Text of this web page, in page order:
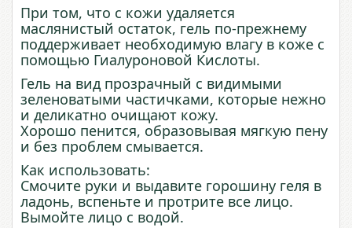
При том, что с кожи удаляется
маслянистый остаток, гель по-прежнему
поддерживает необходимую влагу в коже с
помощью Гиалуроновой Кислоты.
Гель на вид прозрачный с видимыми
зеленоватыми частичками, которые нежно
и деликатно очищают кожу.
Хорошо пенится, образовывая мягкую пену
и без проблем смывается.
Как использовать:
Смочите руки и выдавите горошину геля в
ладонь, вспеньте и протрите все лицо.
Вымойте лицо с водой.